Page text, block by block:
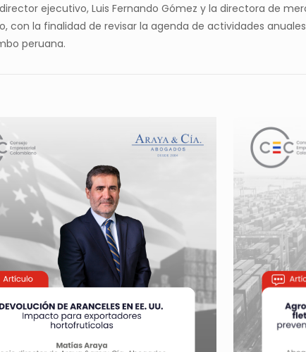
ejecutivo, Luis Fernando Gómez y la directora de
con la finalidad de revisar la agenda de actividades
peruana.